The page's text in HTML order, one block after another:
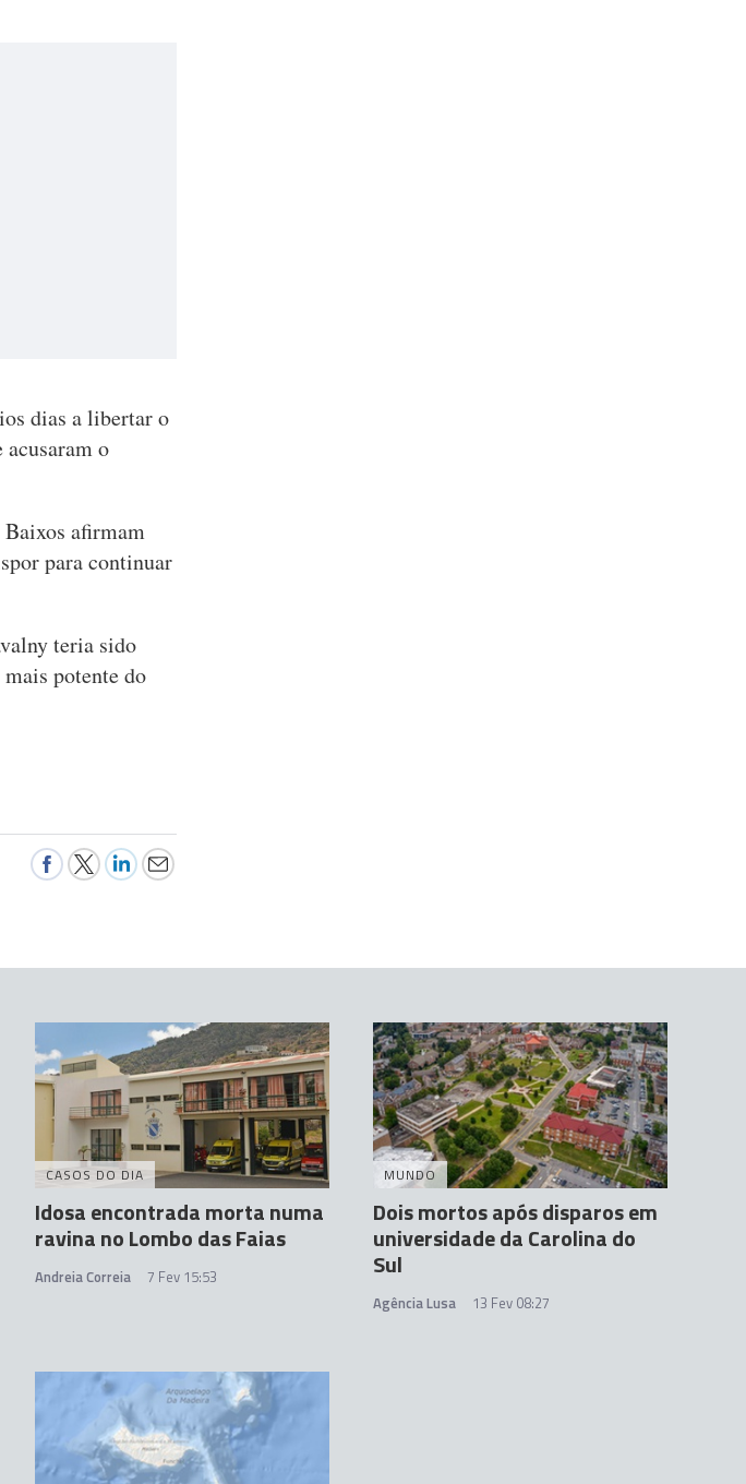
dias a libertar o
acusaram o
Baixos afirmam
para continuar
teria sido
mais potente do
CASOS DO DIA
Idosa encontrada morta numa
ravina no Lombo das Faias
Andreia Correia 7 Fev 15:53
MUNDO
Dois mortos após disparos em
universidade da Carolina do
Sul
Agência Lusa 13 Fev 08:27